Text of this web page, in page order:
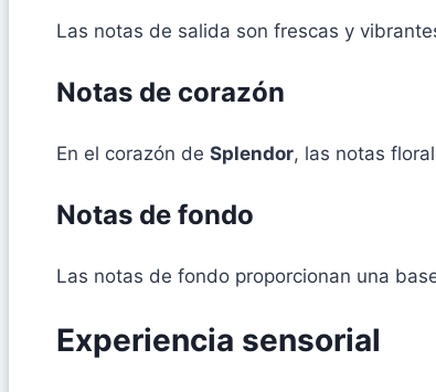
Las notas de salida son frescas y
Notas de corazón
En el corazón de Splendor, las notas
Notas de fondo
Las notas de fondo proporcionan una
Experiencia sensorial